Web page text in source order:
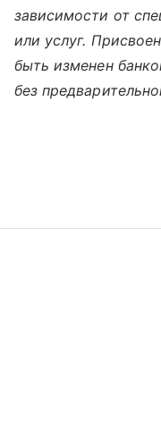
зависимости от
или услуг.
быть изменен
без